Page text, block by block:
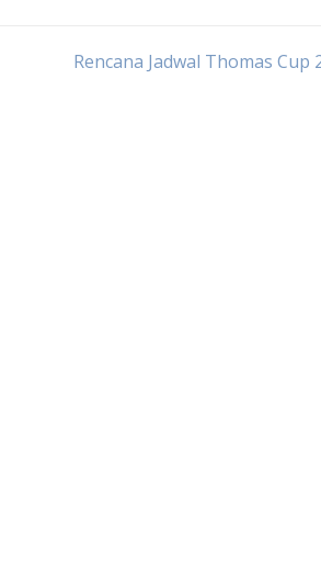
Rencana Jadwal Thomas Cup